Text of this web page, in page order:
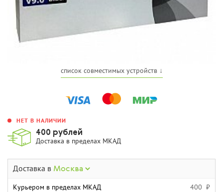
список совместимых устройств ↓
НЕТ В НАЛИЧИИ
400 рублей
Доставка в пределах МКАД
Доставка в Москва
Курьером в пределах МКАД
400 ₽